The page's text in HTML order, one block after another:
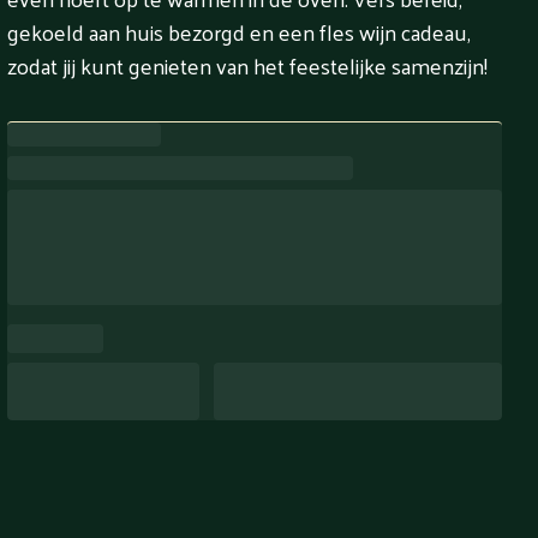
gekoeld aan huis bezorgd en een fles wijn cadeau,
zodat jij kunt genieten van het feestelijke samenzijn!